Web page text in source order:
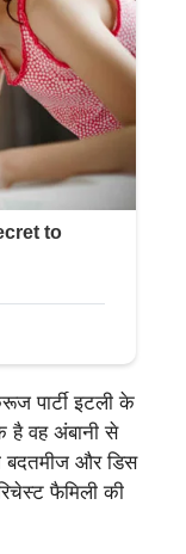
पार्टी इटली के
है वह अंबानी से
बदतमीज और डिस
फैमिली की